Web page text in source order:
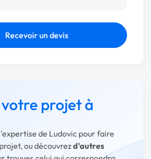
Recevoir un devis
projet à
de Ludovic pour faire
ou découvrezd'autres